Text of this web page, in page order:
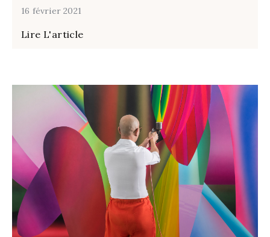
16 février 2021
Lire L'article